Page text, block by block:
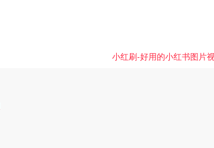
小红刷-好用的小红书图片